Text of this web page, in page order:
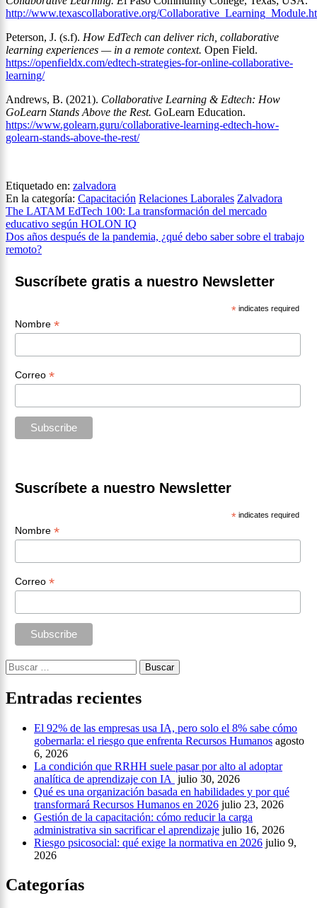
http://www.texascollaborative.org/
Peterson, J. (s.f). How EdTech can deliver rich, collaborative
learning experiences — in a remote context. Open Field.
https://openfieldx.com/edtech-strategies-for-online-collaborative-
learning/
Andrews, B. (2021). Collaborative Learning & Edtech: How
GoLearn Stands Above the Rest. GoLearn Education.
https://www.golearn.guru/collaborative-learning-edtech-how-
golearn-stands-above-the-rest/
Etiquetado en: zalvadora
En la categoría: Capacitación Relaciones Laborales Zalvadora
Navegación
de
entradas
The LATAM EdTech 100: La transformación del mercado
educativo según HOLON IQ
Dos años después de la pandemia, ¿qué debo saber sobre el trabajo
remoto?
Suscríbete gratis a nuestro Newsletter
* indicates required
Nombre *
Correo *
Suscríbete a nuestro Newsletter
* indicates required
Nombre *
Correo *
Buscar:
Entradas recientes
El 92% de las empresas usa IA, pero solo el 8% sabe cómo
gobernarla: el riesgo que enfrenta Recursos Humanos agosto
6, 2026
La condición que RRHH suele pasar por alto al adoptar
analítica de aprendizaje con IA julio 30, 2026
Qué es una organización basada en habilidades y por qué
transformará Recursos Humanos en 2026 julio 23, 2026
Gestión de la capacitación: cómo reducir la carga
administrativa sin sacrificar el aprendizaje julio 16, 2026
Riesgo psicosocial: qué exige la normativa en 2026 julio 9,
2026
Categorías